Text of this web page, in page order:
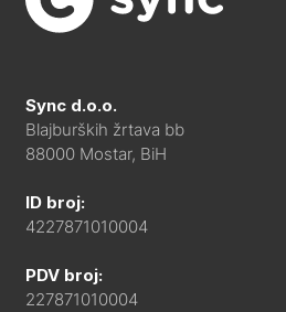
Sync d.o.o.
Blajburških žrtava bb
88000 Mostar, BiH
ID broj:
4227871010004
PDV broj:
227871010004